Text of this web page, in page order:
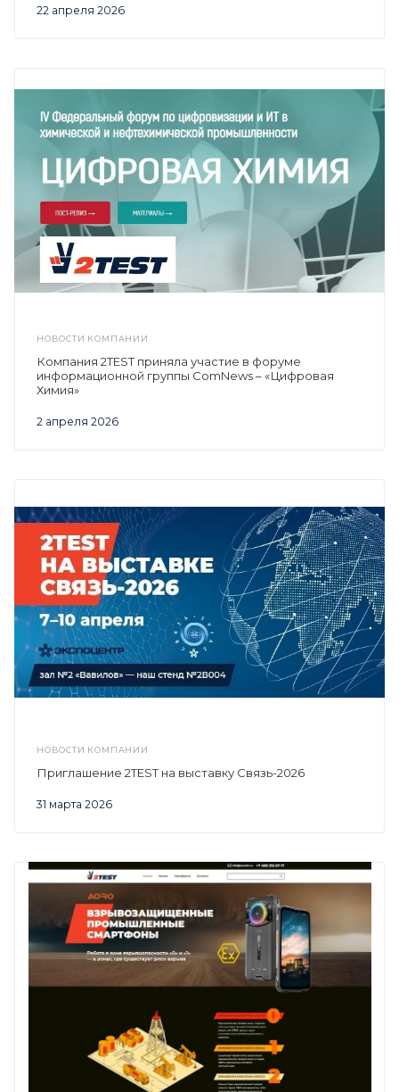
22 апреля 2026
НОВОСТИ КОМПАНИИ
2 апреля 2026
Компания 2TEST приняла участие в форуме
информационной группы ComNews – «Цифровая
Химия»
НОВОСТИ КОМПАНИИ
31 марта 2026
Приглашение 2TEST на выставку Связь-2026